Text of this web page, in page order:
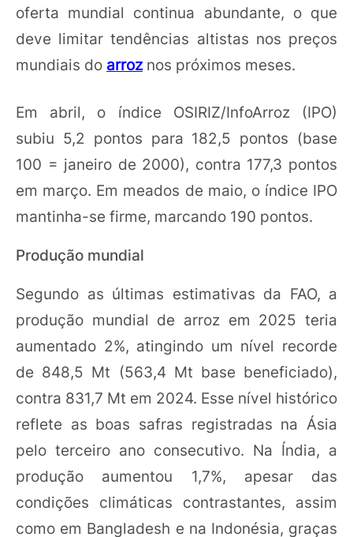
oferta mundial continua abundante, o que
deve limitar tendências altistas nos preços
mundiais do arroz nos próximos meses.
Em abril, o índice OSIRIZ/InfoArroz (IPO)
subiu 5,2 pontos para 182,5 pontos (base
100 = janeiro de 2000), contra 177,3 pontos
em março. Em meados de maio, o índice IPO
mantinha-se firme, marcando 190 pontos.
Produção mundial
Segundo as últimas estimativas da FAO, a
produção mundial de arroz em 2025 teria
aumentado 2%, atingindo um nível recorde
de 848,5 Mt (563,4 Mt base beneficiado),
contra 831,7 Mt em 2024. Esse nível histórico
reflete as boas safras registradas na Ásia
pelo terceiro ano consecutivo. Na Índia, a
produção aumentou 1,7%, apesar das
condições climáticas contrastantes, assim
como em Bangladesh e na Indonésia, graças